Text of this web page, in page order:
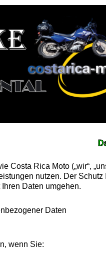
Costa Rica Moto („wir“,
nutzen. Der
Daten umgehen.
Daten
wenn Sie: